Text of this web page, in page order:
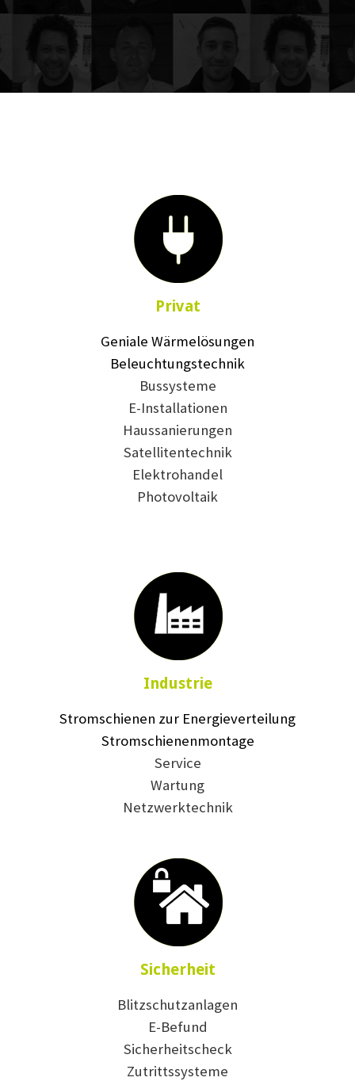
Privat
Geniale Wärmelösungen
Beleuchtungstechnik
Bussysteme
E-Installationen
Haussanierungen
Satellitentechnik
Elektrohandel
Photovoltaik
Industrie
Stromschienen zur Energieverteilung
Stromschienenmontage
Service
Wartung
Netzwerktechnik
Sicherheit
Blitzschutzanlagen
E-Befund
Sicherheitscheck
Zutrittssysteme